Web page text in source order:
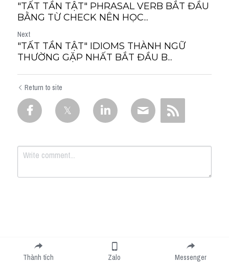
"TẤT TẦN TẬT" PHRASAL VERB BẮT ĐẦU
BẰNG TỪ CHECK NÊN HỌC...
Next
"TẤT TẦN TẬT" IDIOMS THÀNH NGỮ
THƯỜNG GẶP NHẤT BẮT ĐẦU B...
Return to site
Submit
Thành tích Zalo Messenger